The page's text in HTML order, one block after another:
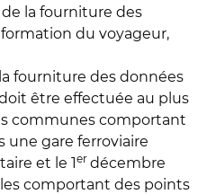
de la fourniture des
du voyageur,
fourniture des données
être effectuée au plus
communes comportant
une gare ferroviaire
et le 1er décembre
comportant des points